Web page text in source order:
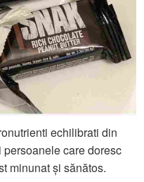
echilibrati din
care doresc
minunat și sănătos.